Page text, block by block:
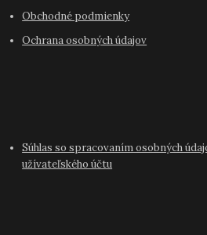
Obchodné podmienky
Ochrana osobných údajov
Súhlas so spracovaním osobných
užívateľského účtu